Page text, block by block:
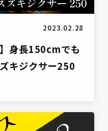
2023.02.28
身長150cmでも
キジクサー250